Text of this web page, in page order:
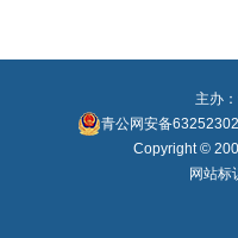
主办
青公网安备
Copyright ©
网站标